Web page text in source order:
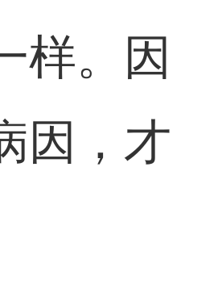
样。因
因，才